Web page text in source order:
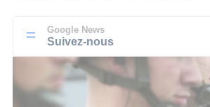
Google News
Suivez-nous